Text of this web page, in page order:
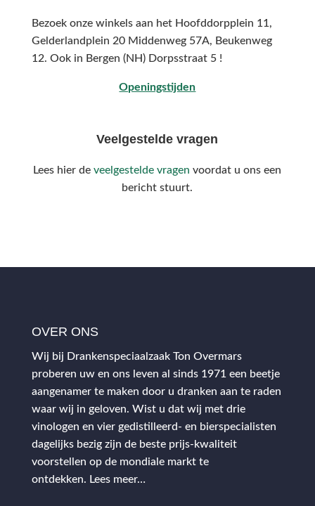
Bezoek onze winkels aan het Hoofddorpplein 11,
Gelderlandplein 20 Middenweg 57A, Beukenweg
12. Ook in Bergen (NH) Dorpsstraat 5 !
Openingstijden
Veelgestelde vragen
Lees hier deveelgestelde vragen voordat u ons een
bericht stuurt.
OVER ONS
Wij bij Drankenspeciaalzaak Ton Overmars
proberen uw en ons leven al sinds 1971 een beetje
aangenamer te maken door u dranken aan te raden
waar wij in geloven. Wist u dat wij met drie
vinologen en vier gedistilleerd- en bierspecialisten
dagelijks bezig zijn de beste prijs-kwaliteit
voorstellen op de mondiale markt te
ontdekken. Lees meer…